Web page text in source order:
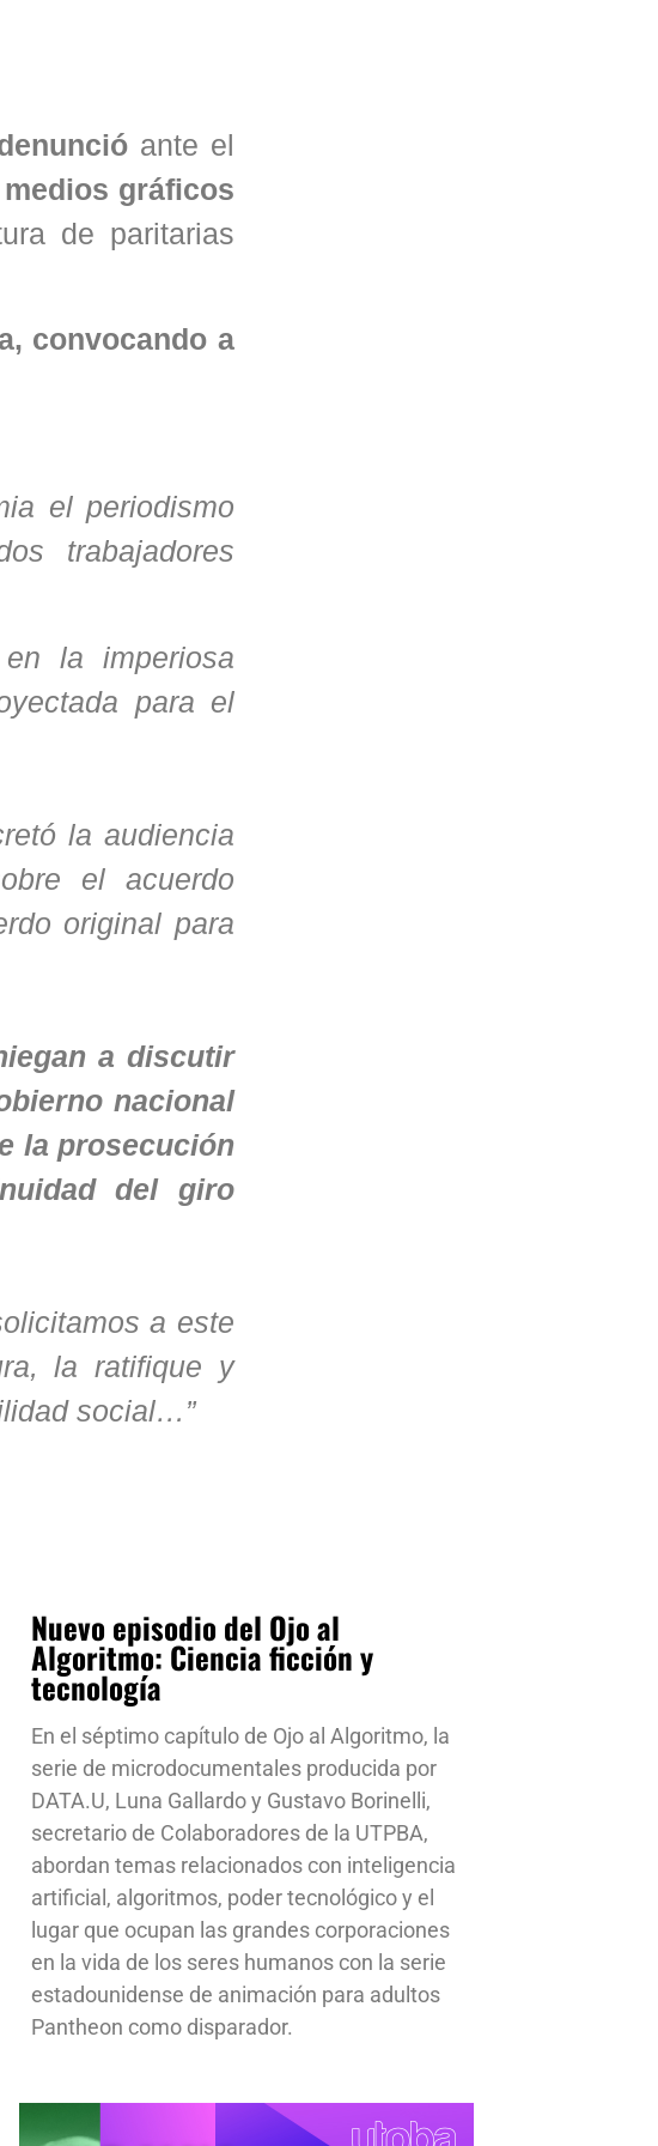
ante el
gráficos
de paritarias
convocando a
el periodismo
trabajadores
la imperiosa
para el
la audiencia
el acuerdo
original para
a discutir
nacional
la prosecución
del giro
a este
la ratifique y
social…”
Nuevo episodio del Ojo al
Algoritmo: Ciencia ficción y
tecnología
En el séptimo capítulo de Ojo al Algoritmo, la
serie de microdocumentales producida por
DATA.U, Luna Gallardo y Gustavo Borinelli,
secretario de Colaboradores de la UTPBA,
abordan temas relacionados con inteligencia
artificial, algoritmos, poder tecnológico y el
lugar que ocupan las grandes corporaciones
en la vida de los seres humanos con la serie
estadounidense de animación para adultos
Pantheon como disparador.